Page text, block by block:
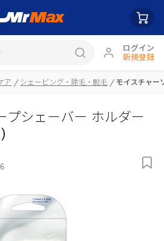
ログイン
新規登録
ア シェービング・除毛・脱毛 モイスチャー
プシェーバー ホルダー